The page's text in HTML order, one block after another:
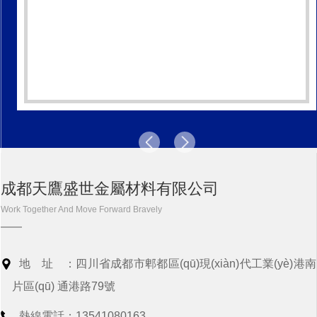
成都天鷹盛世金屬材料有限公司
Work Together And Move Forward Bravely
地址： 四川省成都市郫都區(qū)現(xiàn)代工業(yè)港南
片區(qū) 通港路79號